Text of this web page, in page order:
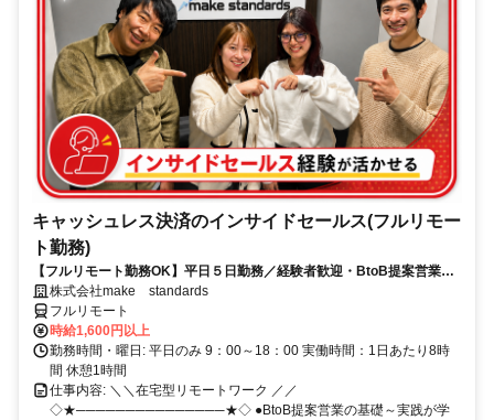
キャッシュレス決済のインサイドセールス(フルリモー
ト勤務)
【フルリモート勤務OK】平日５日勤務／経験者歓迎・BtoB提案営業で
スキルアップ
株式会社make standards
フルリモート
時給1,600円以上
勤務時間・曜日: 平日のみ 9：00～18：00 実働時間：1日あたり8時
間 休憩1時間
仕事内容: ＼＼在宅型リモートワーク ／／
◇★───────────────★◇ ●BtoB提案営業の基礎～実践が学